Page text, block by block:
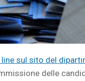
line sul sito del
delle